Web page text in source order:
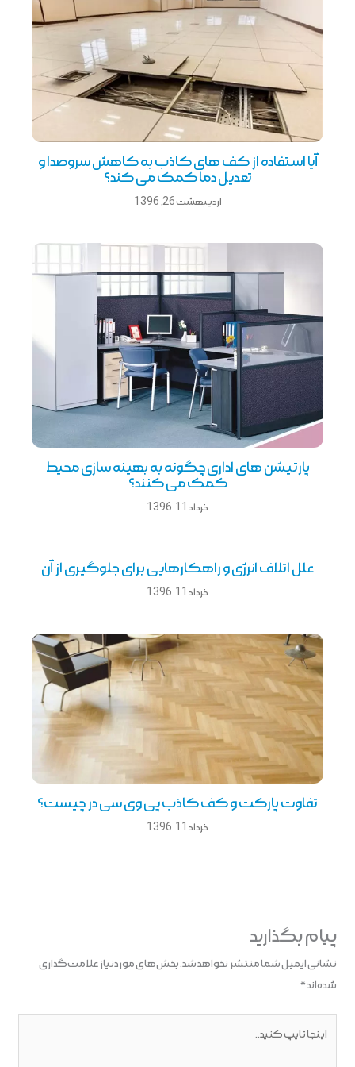
آیا استفاده از کف های کاذب به کاهش سروصدا و
تعدیل دما کمک می کند؟
اردیبهشت 26, 1396
پارتیشن های اداری چگونه به بهینه سازی محیط
کمک می کنند؟
خرداد 11, 1396
علل اتلاف انرژی و راهکارهایی برای جلوگیری از آن
خرداد 11, 1396
تفاوت پارکت و کف کاذب پی وی سی در چیست؟
خرداد 11, 1396
پیام بگذارید
نشانی ایمیل شما منتشر نخواهد شد.بخش‌های موردنیاز علامت‌گذاری
شده‌اند*